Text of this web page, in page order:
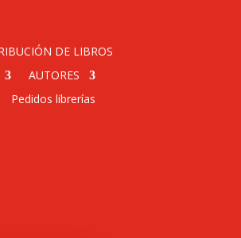
DE LIBROS
AUTORES
Pedidos librerías